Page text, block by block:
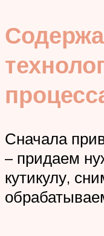
Сначала
– придаем
кутикулу,